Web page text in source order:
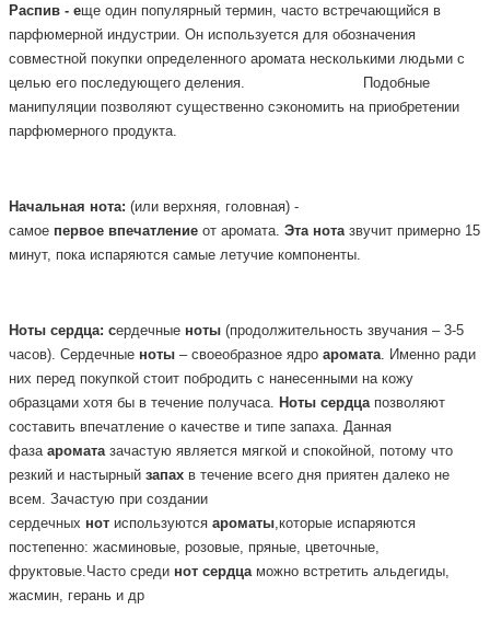
Распив - еще один популярный термин, часто встречающийся в
парфюмерной индустрии. Он используется для обозначения
совместной покупки определенного аромата несколькими людьми с
целью его последующего деления.
Подобные
манипуляции позволяют существенно сэкономить на приобретении
парфюмерного продукта.
Начальная нота: (или верхняя, головная) -
самое первое впечатление от аромата. Эта нота звучит примерно 15
минут, пока испаряются самые летучие компоненты.
Ноты сердца: сердечные ноты (продолжительность звучания – 3-5
часов). Сердечные ноты – своеобразное ядро аромата. Именно ради
них перед покупкой стоит побродить с нанесенными на кожу
образцами хотя бы в течение получаса. Ноты сердцапозволяют
составить впечатление о качестве и типе запаха. Данная
фаза ароматазачастую является мягкой и спокойной, потому что
резкий и настырный запах в течение всего дня приятен далеко не
всем. Зачастую при создании
сердечных нот используются ароматы,которые испаряются
постепенно: жасминовые, розовые, пряные, цветочные,
фруктовые.Часто среди нот сердцаможно встретить альдегиды,
жасмин, герань и др